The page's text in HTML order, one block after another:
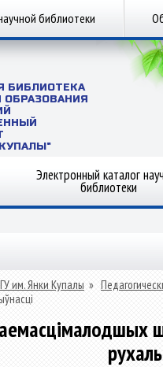
библиотеки
БИБЛИОТЕКА
Электронный каталог
библиотеки
им. Янки Купалы »